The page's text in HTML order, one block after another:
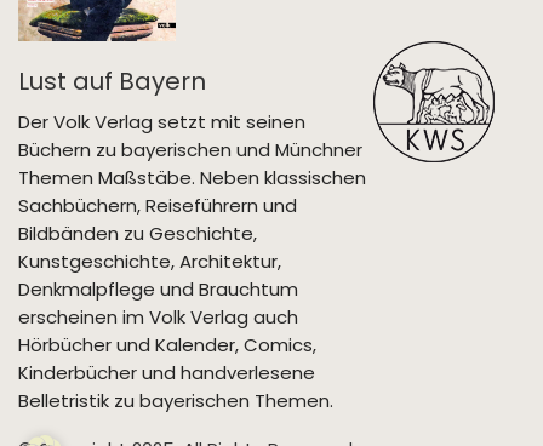
Lust auf Bayern
Der Volk Verlag setzt mit seinen
Büchern zu bayerischen und Münchner
Themen Maßstäbe. Neben klassischen
Sachbüchern, Reiseführern und
Bildbänden zu Geschichte,
Kunstgeschichte, Architektur,
Denkmalpflege und Brauchtum
erscheinen im Volk Verlag auch
Hörbücher und Kalender, Comics,
Kinderbücher und handverlesene
Belletristik zu bayerischen Themen.